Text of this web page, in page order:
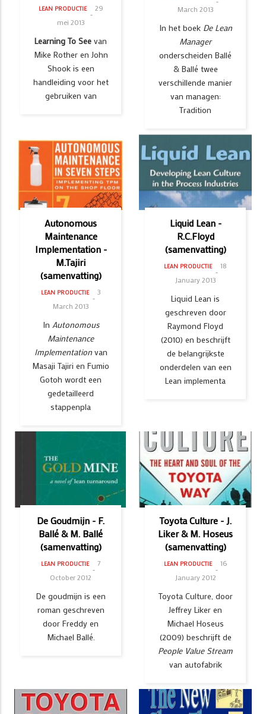
LEAN PRODUCTIE
29
mei 2013
Learning To See van
Mike Rother en John
Shook is een
handleiding voor het
gebruiken van
March 2013
In het boek De Lean
Manager
onderscheiden Ballé
& Ballé twee
verschillende manier
van managen:
Tradition
Autonomous
Maintenance
Implementation -
M.Tajiri
(samenvatting)
LEAN PRODUCTIE
3
March 2013
In Autonomous
Maintenance
Implementationvan
Masaji Tajiri en Fumio
Gotoh wordt een
gedetailleerd
stappenpla
Liquid Lean -
R.C.Floyd
(samenvatting)
LEAN PRODUCTIE
18
January 2013
Liquid Lean is
geschreven door
Raymond Floyd
(2010) en beschrijft
de belangrijkste
onderdelen van een
Lean implementa
De Goudmijn - F.
Ballé & M. Ballé
(samenvatting)
LEAN PRODUCTIE
7
October 2012
De goudmijn is een
roman geschreven
door Freddy en
Michael Ballé.
Toyota Culture - J.
Liker & M. Hoseus
(samenvatting)
LEAN PRODUCTIE
16
January 2012
Toyota Culture, door
Jeffrey Liker en
Michael Hoseus
(2009) beschrijft de
People Value Stream
van autofabrik